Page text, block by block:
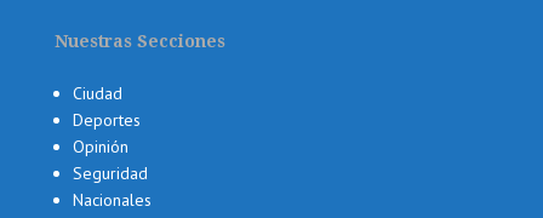
Nuestras Secciones
Ciudad
Deportes
Opinión
Seguridad
Nacionales